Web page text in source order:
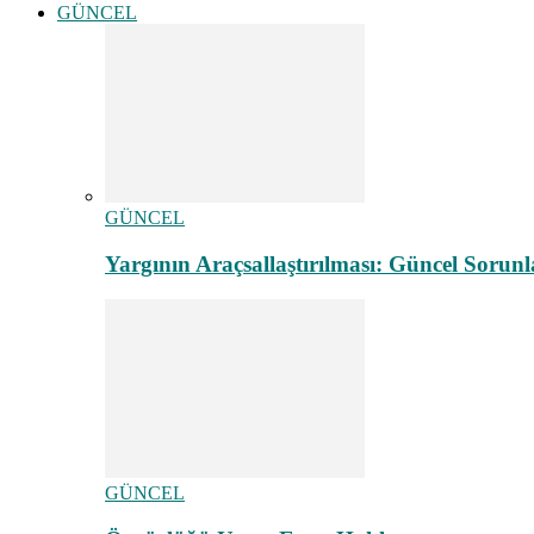
GÜNCEL
GÜNCEL
Yargının Araçsallaştırılması: Güncel
GÜNCEL